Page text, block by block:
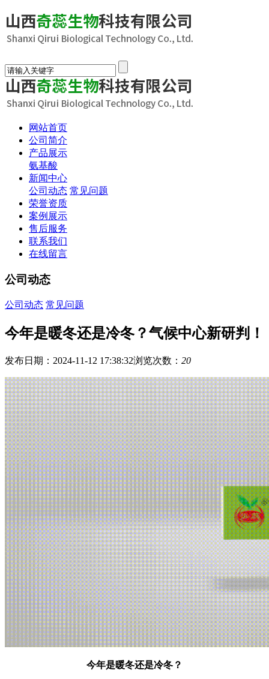
网站首页
公司简介
产品展示
氨基酸
新闻中心
公司动态 常见问题
荣誉资质
案例展示
售后服务
联系我们
在线留言
公司动态
公司动态 常见问题
今年是暖冬还是冷冬？气候中心新研判！
发布日期：2024-11-12 17:38:32浏览次数： 20
今年是暖冬还是冷冬？